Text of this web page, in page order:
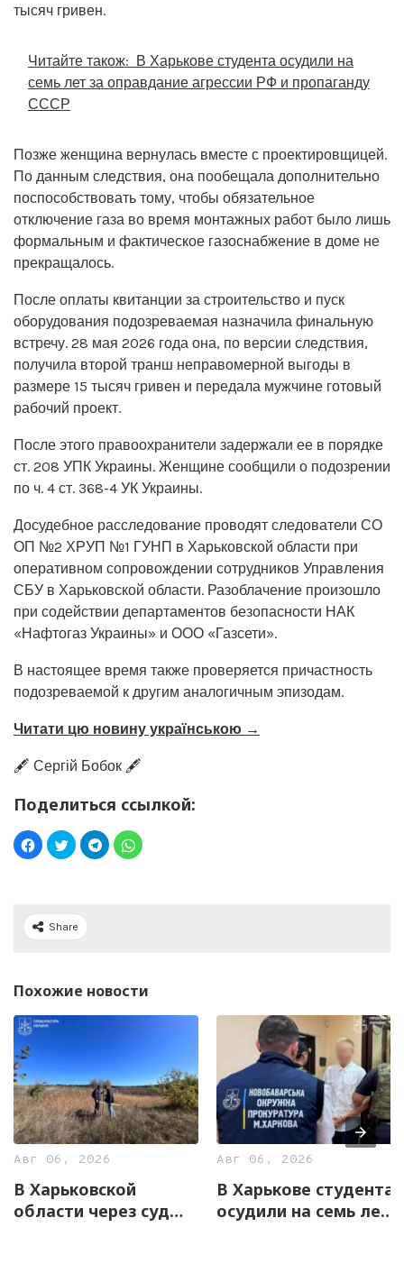
тысяч гривен.
Читайте також: В Харькове студента осудили на
семь лет за оправдание агрессии РФ и пропаганду
СССР
Позже женщина вернулась вместе с проектировщицей.
По данным следствия, она пообещала дополнительно
поспособствовать тому, чтобы обязательное
отключение газа во время монтажных работ было лишь
формальным и фактическое газоснабжение в доме не
прекращалось.
После оплаты квитанции за строительство и пуск
оборудования подозреваемая назначила финальную
встречу. 28 мая 2026 года она, по версии следствия,
получила второй транш неправомерной выгоды в
размере 15 тысяч гривен и передала мужчине готовый
рабочий проект.
После этого правоохранители задержали ее в порядке
ст. 208 УПК Украины. Женщине сообщили о подозрении
по ч. 4 ст. 368-4 УК Украины.
Досудебное расследование проводят следователи СО
ОП №2 ХРУП №1 ГУНП в Харьковской области при
оперативном сопровождении сотрудников Управления
СБУ в Харьковской области. Разоблачение произошло
при содействии департаментов безопасности НАК
«Нафтогаз Украины» и ООО «Газсети».
В настоящее время также проверяется причастность
подозреваемой к другим аналогичным эпизодам.
Читати цю новину українською →
🖋️ Сергій Бобок 🖋️
Поделиться ссылкой:
Share
Похожие новости
Авг 06, 2026
В Харьковской
области через суд
Авг 06, 2026
В Харькове студента
осудили на семь лет